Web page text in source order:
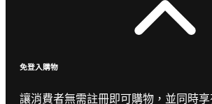
免登入購物
讓消費者無需註冊即可購物，並同時享